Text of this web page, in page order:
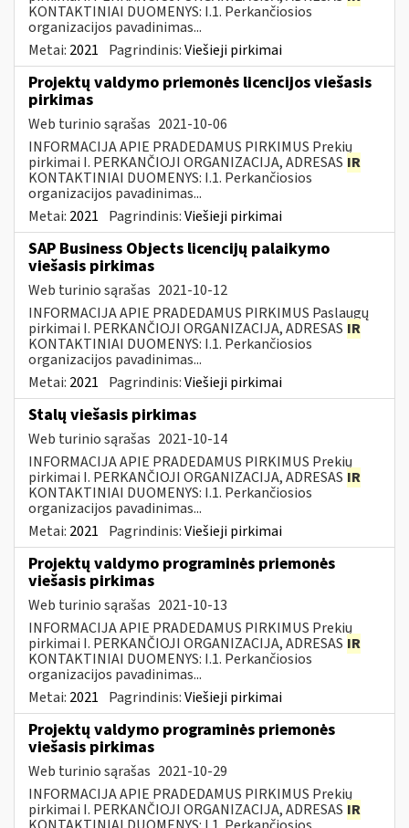
KONTAKTINIAI DUOMENYS: I.1. Perkančiosios
organizacijos pavadinimas...
Metai: 2021 Pagrindinis:Viešieji pirkimai
Projektų valdymo priemonės licencijos viešasis
pirkimas
Web turinio sąrašas 2021-10-06
INFORMACIJA APIE PRADEDAMUS PIRKIMUS Prekių
pirkimai I. PERKANČIOJI ORGANIZACIJA, ADRESAS IR
KONTAKTINIAI DUOMENYS: I.1. Perkančiosios
organizacijos pavadinimas...
Metai: 2021 Pagrindinis:Viešieji pirkimai
SAP Business Objects licencijų palaikymo
viešasis pirkimas
Web turinio sąrašas 2021-10-12
INFORMACIJA APIE PRADEDAMUS PIRKIMUS Paslaugų
pirkimai I. PERKANČIOJI ORGANIZACIJA, ADRESAS IR
KONTAKTINIAI DUOMENYS: I.1. Perkančiosios
organizacijos pavadinimas...
Metai: 2021 Pagrindinis:Viešieji pirkimai
Stalų viešasis pirkimas
Web turinio sąrašas 2021-10-14
INFORMACIJA APIE PRADEDAMUS PIRKIMUS Prekių
pirkimai I. PERKANČIOJI ORGANIZACIJA, ADRESAS IR
KONTAKTINIAI DUOMENYS: I.1. Perkančiosios
organizacijos pavadinimas...
Metai: 2021 Pagrindinis:Viešieji pirkimai
Projektų valdymo programinės priemonės
viešasis pirkimas
Web turinio sąrašas 2021-10-13
INFORMACIJA APIE PRADEDAMUS PIRKIMUS Prekių
pirkimai I. PERKANČIOJI ORGANIZACIJA, ADRESAS IR
KONTAKTINIAI DUOMENYS: I.1. Perkančiosios
organizacijos pavadinimas...
Metai: 2021 Pagrindinis:Viešieji pirkimai
Projektų valdymo programinės priemonės
viešasis pirkimas
Web turinio sąrašas 2021-10-29
INFORMACIJA APIE PRADEDAMUS PIRKIMUS Prekių
pirkimai I. PERKANČIOJI ORGANIZACIJA, ADRESAS IR